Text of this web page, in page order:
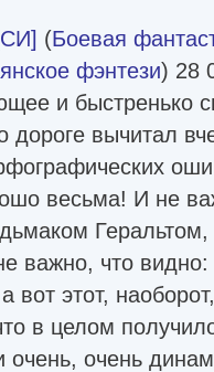
(Боевая
фэнтези) 28
и быстренько
дороге вычитал
весьма! И не
Геральтом,
важно, что видно:
вот этот,
в целом
очень, очень